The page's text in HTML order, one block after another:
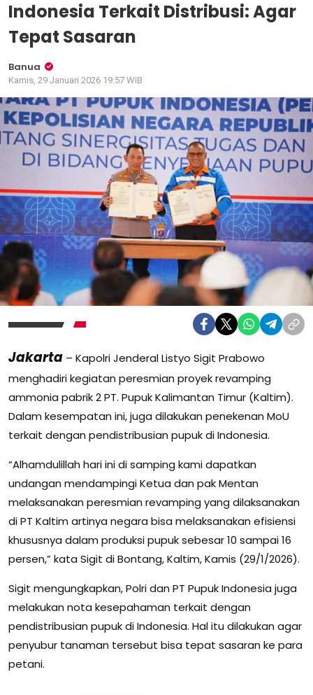
Indonesia Terkait Distribusi: Agar
Tepat Sasaran
Banua
Kamis, 29 Januari 2026 19:57 WIB
Jakarta – Kapolri Jenderal Listyo Sigit Prabowo
menghadiri kegiatan peresmian proyek revamping
ammonia pabrik 2 PT. Pupuk Kalimantan Timur (Kaltim).
Dalam kesempatan ini, juga dilakukan penekenan MoU
terkait dengan pendistribusian pupuk di Indonesia.
“Alhamdulillah hari ini di samping kami dapatkan
undangan mendampingi Ketua dan pak Mentan
melaksanakan peresmian revamping yang dilaksanakan
di PT Kaltim artinya negara bisa melaksanakan efisiensi
khususnya dalam produksi pupuk sebesar 10 sampai 16
persen,” kata Sigit di Bontang, Kaltim, Kamis (29/1/2026).
Sigit mengungkapkan, Polri dan PT Pupuk Indonesia juga
melakukan nota kesepahaman terkait dengan
pendistribusian pupuk di Indonesia. Hal itu dilakukan agar
penyubur tanaman tersebut bisa tepat sasaran ke para
petani.